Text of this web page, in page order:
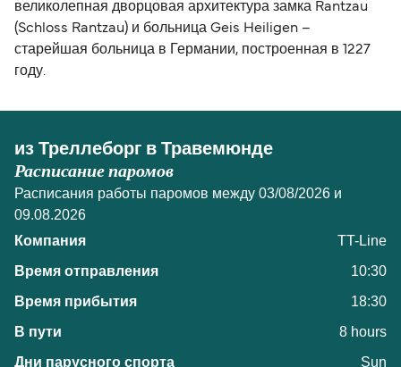
великолепная дворцовая архитектура замка Rantzau
(Schloss Rantzau) и больница Geis Heiligen –
старейшая больница в Германии, построенная в 1227
году.
из Треллеборг в Травемюнде
Расписание паромов
Расписания работы паромов между 03/08/2026 и
09.08.2026
TT-Line
10:30
18:30
8 hours
Sun